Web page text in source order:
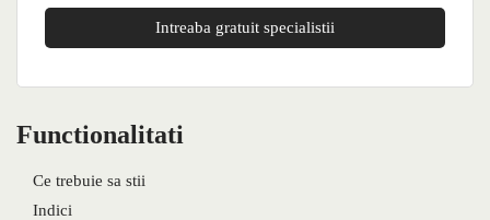
Intreaba gratuit specialistii
Functionalitati
Ce trebuie sa stii
Indici